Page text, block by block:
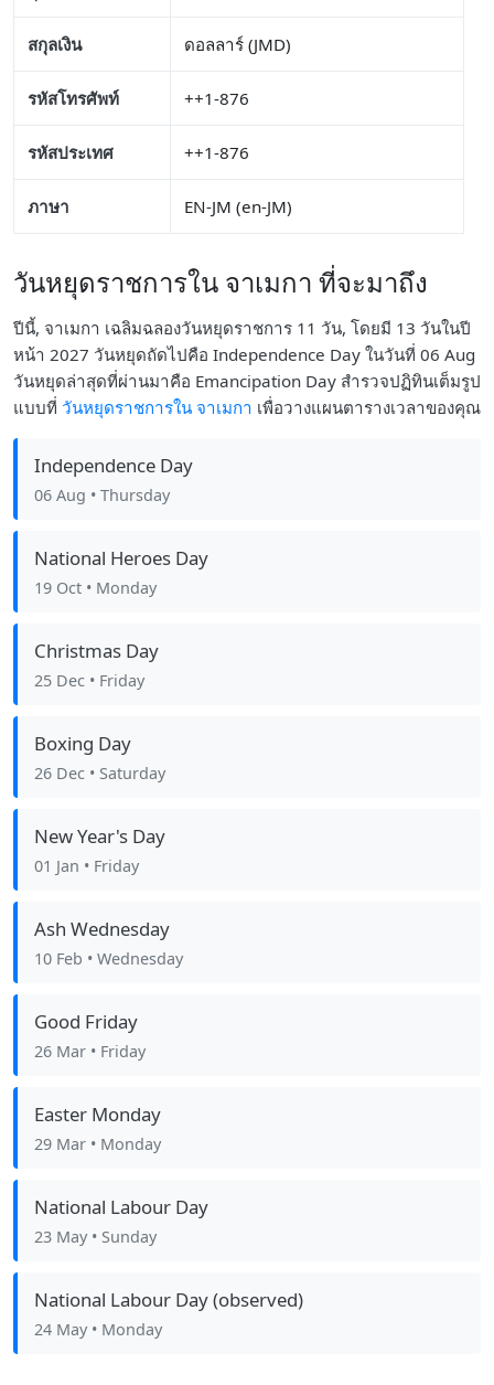
สกุลเงิน ดอลลาร์ (JMD)
รหัสโทรศัพท์ ++1-876
รหัสประเทศ ++1-876
ภาษา EN-JM (en-JM)
วันหยุดราชการใน จาเมกา ที่จะมาถึง
ปีนี้, จาเมกา เฉลิมฉลองวันหยุดราชการ 11 วัน, โดยมี 13 วันในปี
หน้า 2027 วันหยุดถัดไปคือ Independence Day ในวันที่ 06 Aug
วันหยุดล่าสุดที่ผ่านมาคือ Emancipation Day สำรวจปฏิทินเต็มรูป
แบบที่ วันหยุดราชการใน จาเมกา เพื่อวางแผนตารางเวลาของคุณ
Independence Day
06 Aug • Thursday
National Heroes Day
19 Oct • Monday
Christmas Day
25 Dec • Friday
Boxing Day
26 Dec • Saturday
New Year's Day
01 Jan • Friday
Ash Wednesday
10 Feb • Wednesday
Good Friday
26 Mar • Friday
Easter Monday
29 Mar • Monday
National Labour Day
23 May • Sunday
National Labour Day (observed)
24 May • Monday